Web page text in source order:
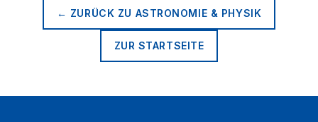
← ZURÜCK ZU ASTRONOMIE & PHYSIK
ZUR STARTSEITE